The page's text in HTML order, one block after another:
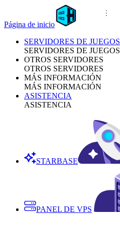
Página de inicio
SERVIDORES DE JUEGOS
SERVIDORES DE JUEGOS
OTROS SERVIDORES
OTROS SERVIDORES
MÁS INFORMACIÓN
MÁS INFORMACIÓN
ASISTENCIA
ASISTENCIA
STARBASE
PANEL DE VPS